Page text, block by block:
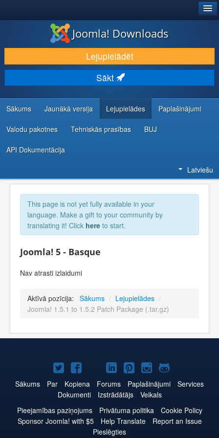
LEJUPIELĀDĒT UN PAPLAŠINĀT
ATKLĀJ UN IEMĀCIES
KOPIENA UN ATBALSTS
IZSTRĀDĀTĀJU RESURSI
Joomla! Downloads
Lejupielādēt
Sākt
Sākums Jaunākā versija Lejupielādes Paplašinājumi
Valodu pakotnes Tehniskās prasības BUJ
API Dokumentācija
Latviešu
This page is not yet fully available in your
language. Make a gift to your community by
translating it! Click here to start.
Joomla! 5 - Basque
Nav atrasti izlaidumi
Aktīvā pozīcija: Sākums / Lejupielādes /
Joomla! 1.5.1 to 1.5.2 Patch Package (.tar.gz)
Joomla!
Twitter
Joomla!
Facebook
Joomla!
YouTube
Joomla!
LinkedIn
Joomla!
Pinterest
Joomla!
Instagram
Joomla!
GitHub
Sākums Par Kopiena Forums Paplašinājumi
Services
Dokumenti
Izstrādātājs
Veikals
Pieejamības paziņojums
Privātuma politika
Cookie Policy
Sponsor Joomla! with $5
Help Translate
Report an Issue
Pieslēgties